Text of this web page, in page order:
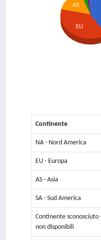
AS
EU
Continente
NA - Nord America
EU - Europa
AS - Asia
SA - Sud America
Continente
non disponibili